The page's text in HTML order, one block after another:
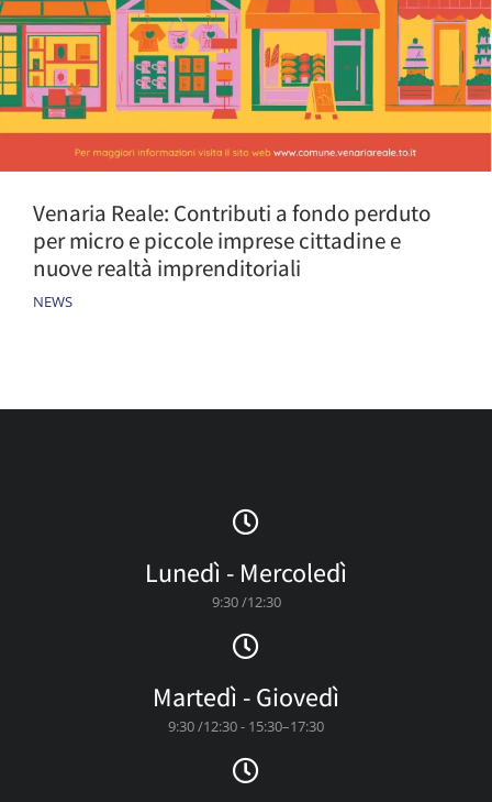
Venaria Reale: Contributi a fondo perduto
per micro e piccole imprese cittadine e
nuove realtà imprenditoriali
NEWS
Lunedì - Mercoledì
9:30 /12:30
Martedì - Giovedì
9:30 /12:30 - 15:30–17:30